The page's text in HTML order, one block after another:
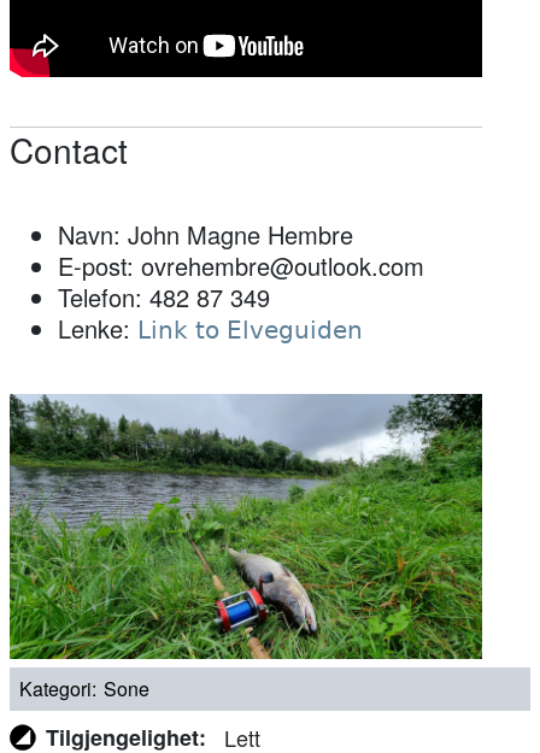
Contact
Navn: John Magne Hembre
E-post: ovrehembre@outlook.com
Telefon: 482 87 349
Lenke: Link to Elveguiden
Kategori Sone
Tilgjengelighet
Lett